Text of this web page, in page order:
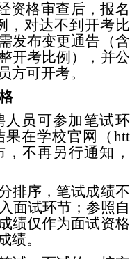
资格审查后，报名
，对达不到开考比
发布变更通告（含
开考比例），并公
方可开考。
人员可参加笔试环
在学校官网（ htt
，不再另行通知，
排序，笔试成绩不
面试环节；参照自
绩仅作为面试资格
绩。